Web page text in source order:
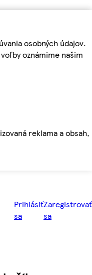
osobných údajov.
oznámime našim
reklama a obsah,
Prihlásiť
sa
Zaregistrovať
sa